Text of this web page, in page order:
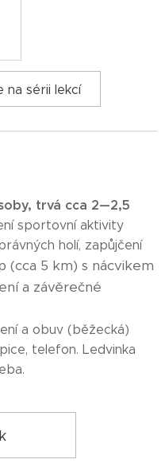
na sérii lekcí
trvá cca 2—2,5
sportovní aktivity
holí, zapůjčení
(cca 5 km) s nácvikem
a závěrečné
a obuv (běžecká)
telefon. Ledvinka